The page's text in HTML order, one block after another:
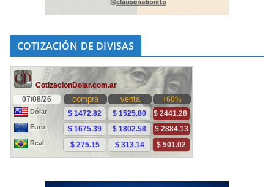
COTIZACIÓN DE DIVISAS